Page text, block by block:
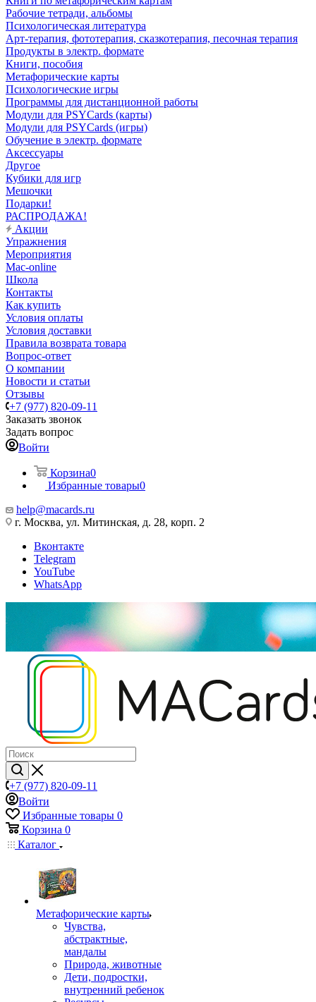
Рабочие тетради, альбомы
Психологическая литература
Арт-терапия, фототерапия, сказкотерапия, песочная терапия
Продукты в электр. формате
Книги, пособия
Метафорические карты
Психологические игры
Программы для дистанционной работы
Модули для PSYCards (карты)
Модули для PSYCards (игры)
Обучение в электр. формате
Аксессуары
Другое
Кубики для игр
Мешочки
Подарки!
РАСПРОДАЖА!
Акции
Упражнения
Мероприятия
Mac-online
Школа
Контакты
Как купить
Условия оплаты
Условия доставки
Правила возврата товара
Вопрос-ответ
О компании
Новости и статьи
Отзывы
+7 (977) 820-09-11
Заказать звонок
Задать вопрос
Войти
Корзина0
Избранные товары0
help@macards.ru
г. Москва, ул. Митинская, д. 28, корп. 2
Вконтакте
Telegram
YouTube
WhatsApp
+7 (977) 820-09-11
Войти
Избранные товары 0
Корзина 0
Каталог
Mетафорические карты
Чувства,
абстрактные,
мандалы
Природа, животные
Дети, подростки,
внутренний ребенок